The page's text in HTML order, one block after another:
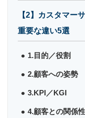
【2】カスタマー
重要な違い5選
1.目的／役割
2.顧客への姿勢
3.KPI／KGI
4.顧客との関係性